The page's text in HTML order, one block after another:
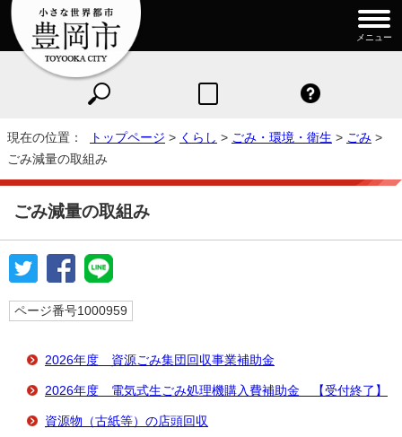
メニュー
現在の位置： トップページ > くらし > ごみ・環境・衛生 > ごみ >
ごみ減量の取組み
ごみ減量の取組み
ページ番号1000959
2026年度 資源ごみ集団回収事業補助金
2026年度 電気式生ごみ処理機購入費補助金 【受付終了】
資源物（古紙等）の店頭回収